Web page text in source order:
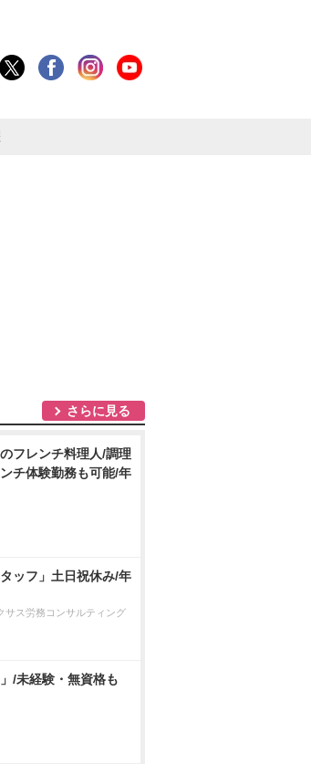
さらに見る
フレンチ料理人/調理
チ体験勤務も可能/年
ッフ」土日祝休み/年
サス労務コンサルティング
/未経験・無資格も